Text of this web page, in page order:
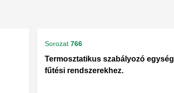
Sorozat 766
Termosztatikus szabályozó egység
fűtési rendszerekhez.